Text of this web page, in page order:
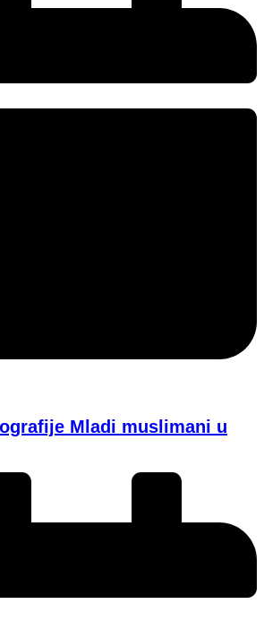
Mladi muslimani u